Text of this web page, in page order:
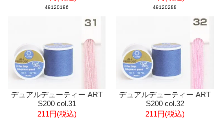
49120196 49120288
デュアルデューティー ART
S200 col.31
211円(税込)
デュアルデューティー ART
S200 col.32
211円(税込)